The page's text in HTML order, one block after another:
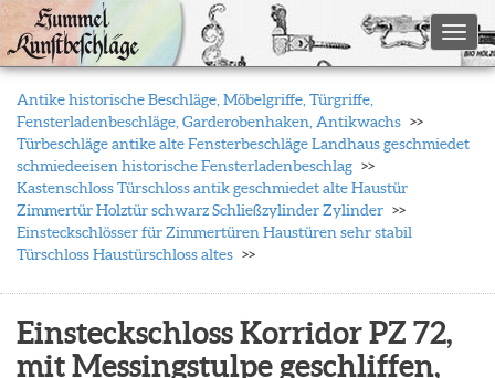
Antike historische Beschläge, Möbelgriffe, Türgriffe,
Fensterladenbeschläge, Garderobenhaken, Antikwachs
Türbeschläge antike alte Fensterbeschläge Landhaus geschmiedet
schmiedeeisen historische Fensterladenbeschlag
Kastenschloss Türschloss antik geschmiedet alte Haustür
Zimmertür Holztür schwarz Schließzylinder Zylinder
Einsteckschlösser für Zimmertüren Haustüren sehr stabil
Türschloss Haustürschloss altes
Einsteckschloss Korridor PZ 72,
mit Messingstulpe geschliffen,